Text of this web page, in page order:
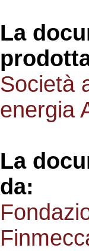
La
Società
energia
La
da: